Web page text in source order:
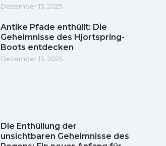
Dezember 15, 2025
Antike Pfade enthüllt: Die
Geheimnisse des Hjortspring-
Boots entdecken
Dezember 13, 2025
Die Enthüllung der
unsichtbaren Geheimnisse des